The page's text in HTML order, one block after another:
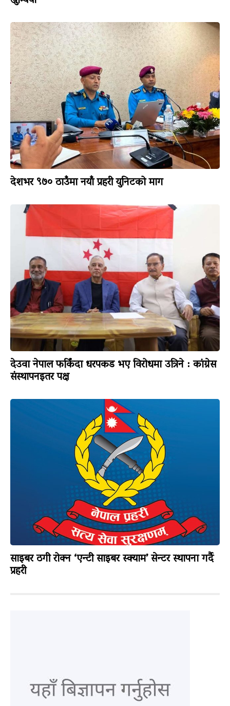
देशभर ९७० ठाउँमा नयाँ प्रहरी युनिटको माग
देउवा नेपाल फर्किंदा धरपकड भए विरोधमा उत्रिने : कांग्रेस
संस्थापनइतर पक्ष
साइबर ठगी रोक्न ‘एन्टी साइबर स्क्याम’ सेन्टर स्थापना गर्दै
प्रहरी